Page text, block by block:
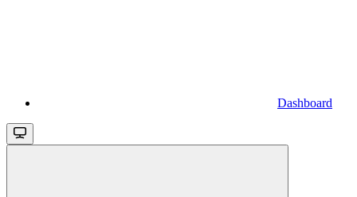
Dashboard